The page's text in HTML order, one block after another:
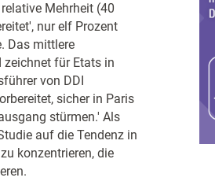
Mehrheit (40
nur elf Prozent
Das mittlere
für Etats in
von DDI
sicher in Paris
stürmen.' Als
auf die Tendenz in
konzentrieren, die